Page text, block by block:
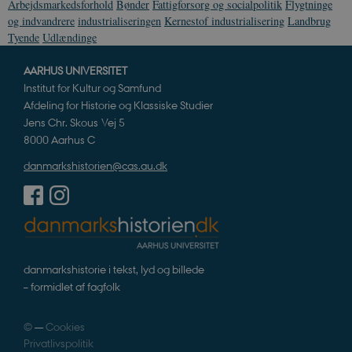
Arbejdsmarkedsforhold Bønder Fattigforsorg og socialpolitik Flygtninge
og indvandrere industrialiseringen Kernestof industrialisering Landbrug
Tyende Udlændinge
AARHUS UNIVERSITET
Institut for Kultur og Samfund
Afdeling for Historie og Klassiske Studier
Jens Chr. Skous Vej 5
8000 Aarhus C
danmarkshistorien@cas.au.dk
danmarkshistorie i tekst, lyd og billede
– formidlet af fagfolk
©—Cookies
Privatlivspolitik
.nr-data.net